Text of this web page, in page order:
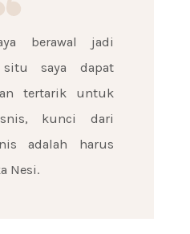
berawal jadi
saya dapat
tertarik untuk
kunci dari
adalah harus
Nesi.